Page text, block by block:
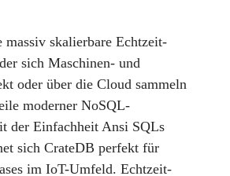
massiv skalierbare Echtzeit-
sich Maschinen- und
oder über die Cloud sammeln
moderner NoSQL-
der Einfachheit Ansi SQLs
sich CrateDB perfekt für
im IoT-Umfeld. Echtzeit-